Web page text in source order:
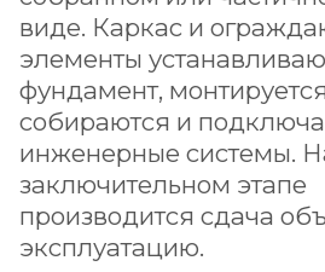
виде. Каркас и
элементы
фундамент,
собираются и
инженерные системы.
заключительном этапе
производится сдача
эксплуатацию.